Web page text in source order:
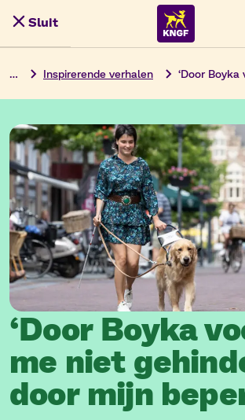
naar
inhoud
Menu
Sluit
… Inspirerende verhalen
‘Door Boyka
me niet
door mijn